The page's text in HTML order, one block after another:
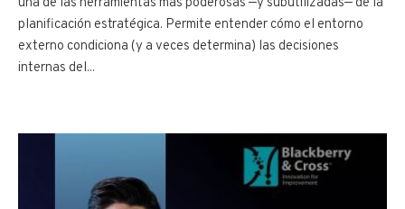
una de las herramientas más poderosas —y subutilizadas— de la
planificación estratégica. Permite entender cómo el entorno
externo condiciona (y a veces determina) las decisiones
internas del...